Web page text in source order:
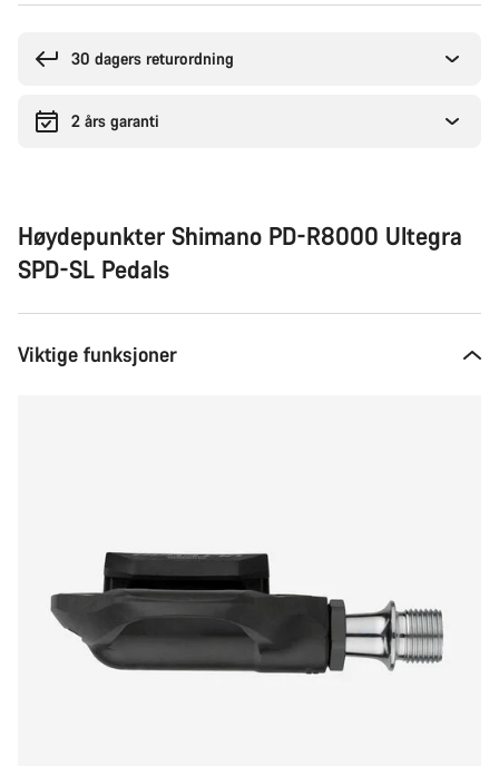
30 dagers returordning
2 års garanti
Høydepunkter Shimano PD-R8000 Ultegra
SPD-SL Pedals
Viktige funksjoner